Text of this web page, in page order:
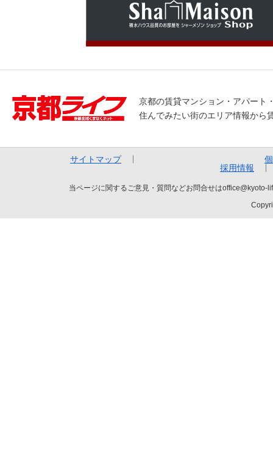
京都の賃貸マンション・アパート
住んでみたい街のエリア情報から
サイトマップ
採用情報
当ページに関するご意見・質問などお問合せは